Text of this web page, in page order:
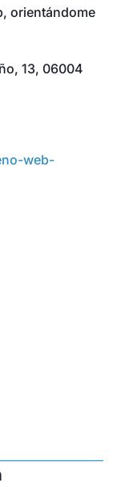
orientándome
13, 06004
web-